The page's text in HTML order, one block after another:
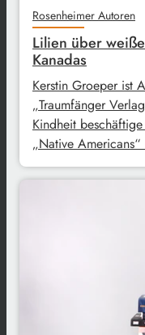
Rosenheimer Autoren
Lilien über
Kanadas
Kerstin Groeper ist
„Traumfänger
Kindheit
„Native